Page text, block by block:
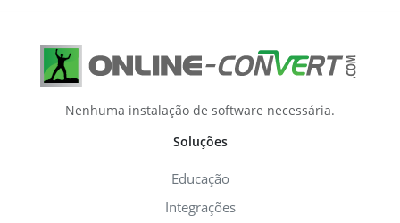
Nenhuma instalação de software necessária.
Soluções
Educação
Integrações